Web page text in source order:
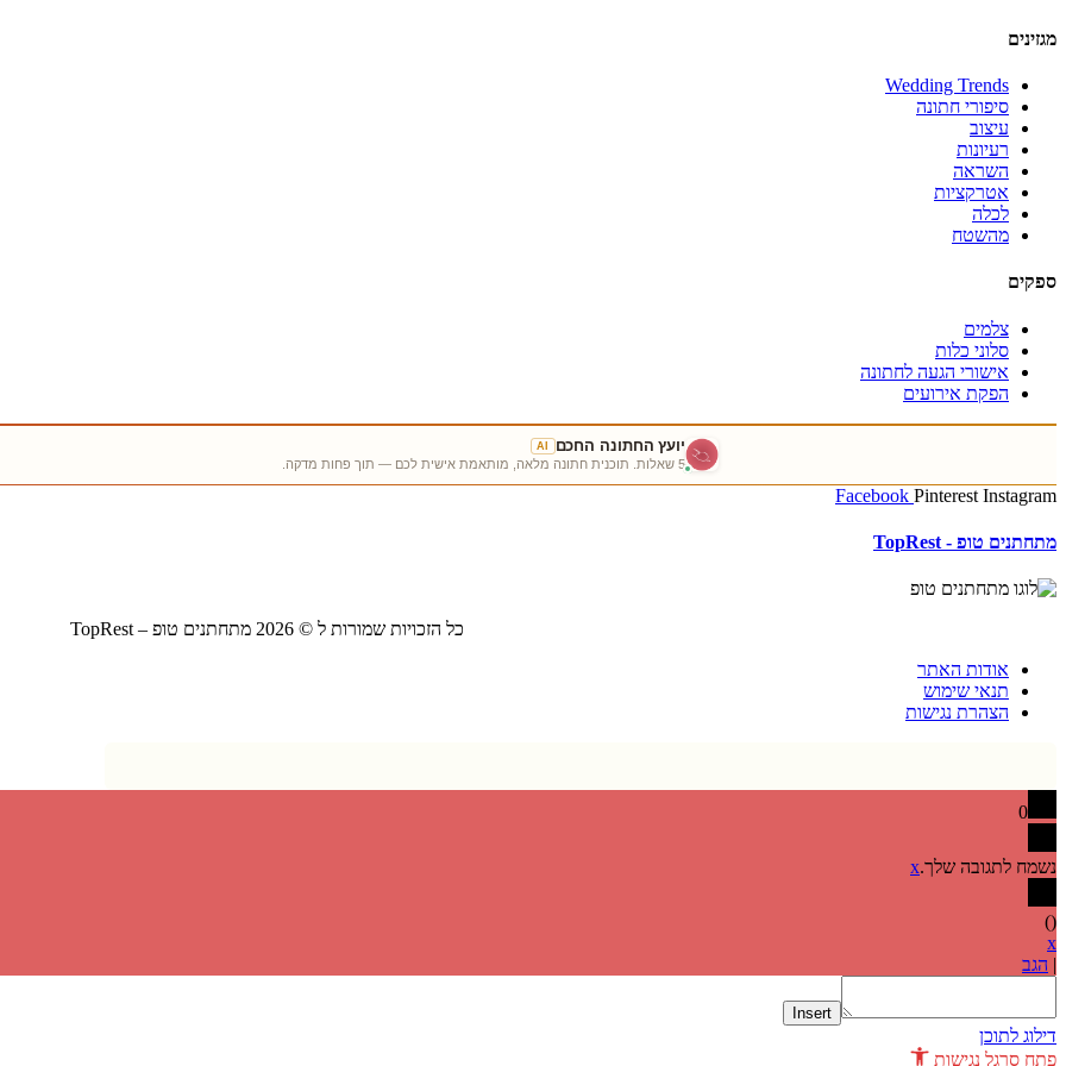
מגזינים
Wedding Trends
סיפורי חתונה
עיצוב
רעיונות
השראה
אטרקציות
לכלה
מהשטח
ספקים
צלמים
סלוני כלות
אישורי הגעה לחתונה
הפקת אירועים
יועץ החתונה החכם AI
5 שאלות. תוכנית חתונה מלאה, מותאמת אישית לכם — תוך פחות מדקה.
Facebook Pinterest Instagram
מתחתנים טופ - TopRest
כל הזכויות שמורות ל © 2026 מתחתנים טופ – TopRest
אודות האתר
תנאי שימוש
הצהרת נגישות
0
נשמח לתגובה שלך.x
(
)
x
| הגב
Insert
דילוג לתוכן
פתח סרגל נגישות